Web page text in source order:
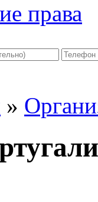
права
»